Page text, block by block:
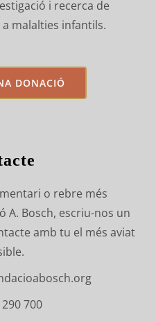
i recerca de
malalties infantils.
DONACIÓ
o rebre més
A. Bosch, escriu-nos un
amb tu el més aviat
700